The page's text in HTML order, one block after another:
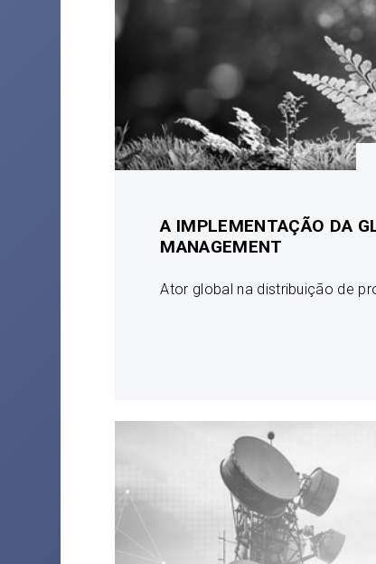
A IMPLEMENTAÇÃO DA
MANAGEMENT
Ator global na distribuição de